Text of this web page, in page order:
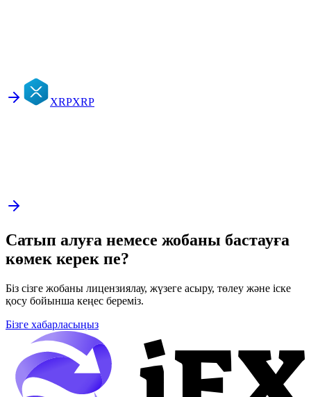
XRPXRP
Сатып алуға немесе жобаны бастауға
көмек керек пе?
Біз сізге жобаны лицензиялау, жүзеге асыру, төлеу және іске
қосу бойынша кеңес береміз.
Бізге хабарласыңыз